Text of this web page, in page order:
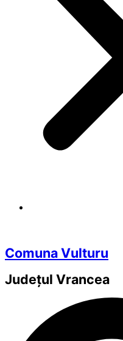
Comuna Vulturu
Județul Vrancea